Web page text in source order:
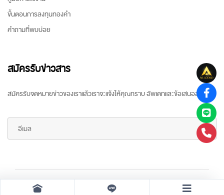
ขั้นตอนการลงทุนทองคำ
คำถามที่พบบ่อย
สมัครรับข่าวสาร
สมัครรับจดหมายข่าวของเราแล้วเราจะแจ้งให้คุณทราบ อัพเดทและข้อเสนอล่าสุด